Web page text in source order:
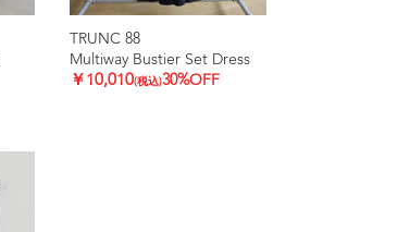
TRUNC 88
Multiway Bustier Set Dress
￥10,010(税込)30%OFF